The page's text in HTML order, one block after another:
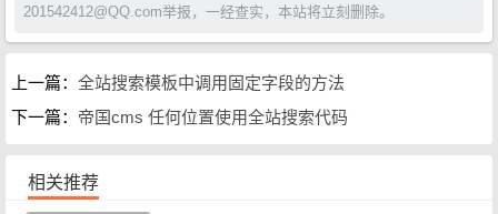
201542412@QQ.com举报，一经查实，本站将立刻删除。
上一篇： 全站搜索模板中调用固定字段的方法
下一篇： 帝国cms 任何位置使用全站搜索代码
相关推荐